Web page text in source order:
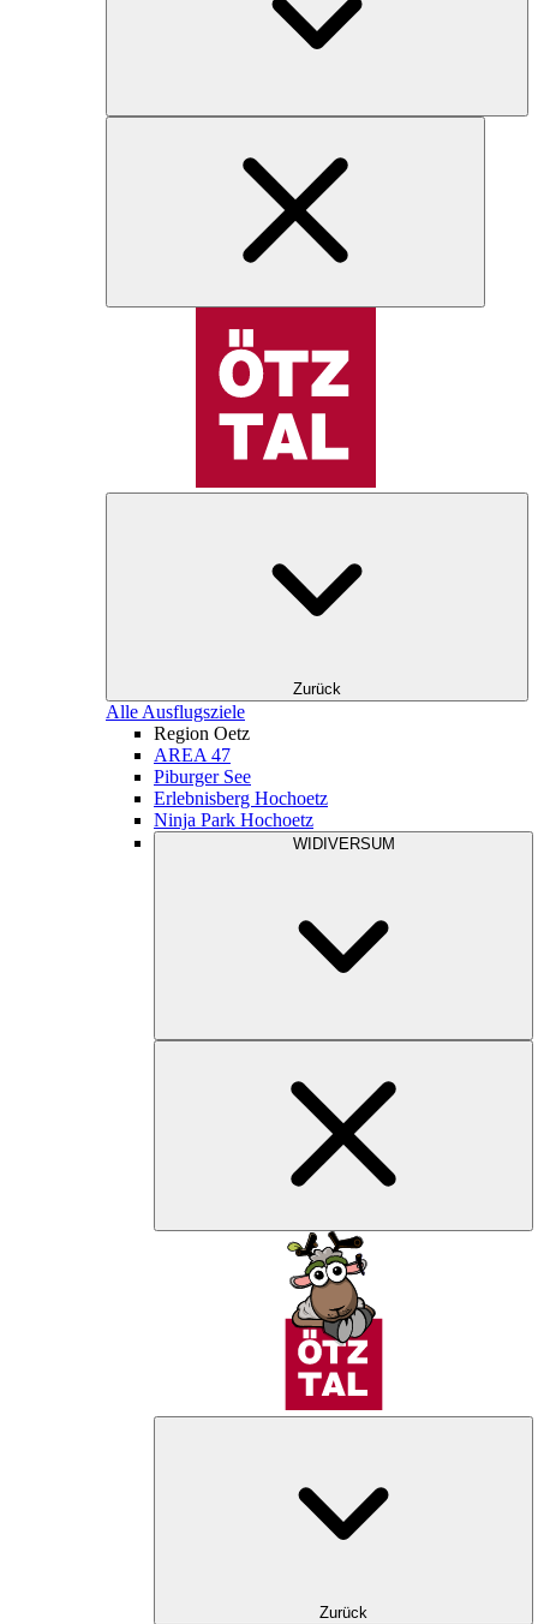
Zurück
Alle Ausflugsziele
Region Oetz
AREA 47
Piburger See
Erlebnisberg Hochoetz
Ninja Park Hochoetz
WIDIVERSUM
Zurück